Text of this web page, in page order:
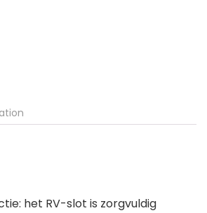
het RV-slot is zorgvuldig